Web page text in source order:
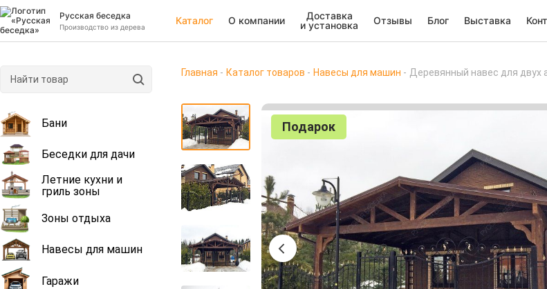
Русская беседка
Производство из дерева
Каталог О компании
Доставка
и установка
Отзывы Блог Выставка
Бани
Беседки для дачи
Летние кухни и
гриль зоны
Зоны отдыха
Навесы для машин
Гаражи
Главная Каталог товаров Навесы для машин Деревянный навес для
Подарок